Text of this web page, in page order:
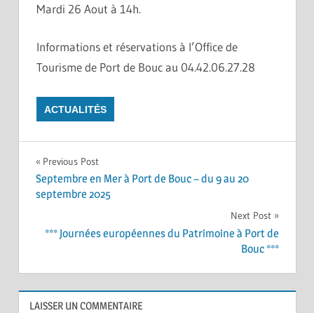
Mardi 26 Aout à 14h.
Informations et réservations à l’Office de
Tourisme de Port de Bouc au 04.42.06.27.28
ACTUALITÉS
Navigation
de
Previous Post
Septembre en Mer à Port de Bouc – du 9 au 20
septembre 2025
Next Post
*** Journées européennes du Patrimoine à Port de
Bouc ***
LAISSER UN COMMENTAIRE